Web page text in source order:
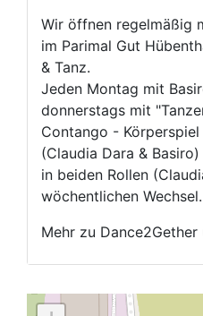
Wir öffnen regelmäßig
im Parimal Gut
& Tanz.
Jeden Montag mit
donnerstags mit
Contango -
(Claudia Dara &
in beiden Rollen
wöchentlichen Wechsel.
Mehr zu Dance2Gether